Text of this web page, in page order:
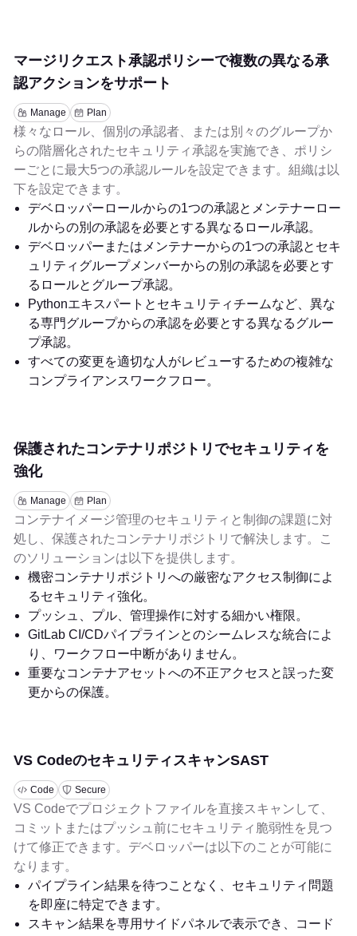
マージリクエスト承認ポリシーで複数の異なる承
認アクションをサポート
Manage Plan
様々なロール、個別の承認者、または別々のグループか
らの階層化されたセキュリティ承認を実施でき、ポリシ
ーごとに最大5つの承認ルールを設定できます。組織は以
下を設定できます。
デベロッパーロールからの1つの承認とメンテナーロー
ルからの別の承認を必要とする異なるロール承認。
デベロッパーまたはメンテナーからの1つの承認とセキ
ュリティグループメンバーからの別の承認を必要とす
るロールとグループ承認。
Pythonエキスパートとセキュリティチームなど、異な
る専門グループからの承認を必要とする異なるグルー
プ承認。
すべての変更を適切な人がレビューするための複雑な
コンプライアンスワークフロー。
保護されたコンテナリポジトリでセキュリティを
強化
Manage Plan
コンテナイメージ管理のセキュリティと制御の課題に対
処し、保護されたコンテナリポジトリで解決します。こ
のソリューションは以下を提供します。
機密コンテナリポジトリへの厳密なアクセス制御によ
るセキュリティ強化。
プッシュ、プル、管理操作に対する細かい権限。
GitLab CI/CDパイプラインとのシームレスな統合によ
り、ワークフロー中断がありません。
重要なコンテナアセットへの不正アクセスと誤った変
更からの保護。
VS CodeのセキュリティスキャンSAST
Code Secure
VS Codeでプロジェクトファイルを直接スキャンして、
コミットまたはプッシュ前にセキュリティ脆弱性を見つ
けて修正できます。デベロッパーは以下のことが可能に
なります。
パイプライン結果を待つことなく、セキュリティ問題
を即座に特定できます。
スキャン結果を専用サイドパネルで表示でき、コード